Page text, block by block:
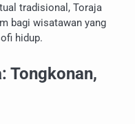
tradisional, Toraja
bagi wisatawan yang
hidup.
: Tongkonan,